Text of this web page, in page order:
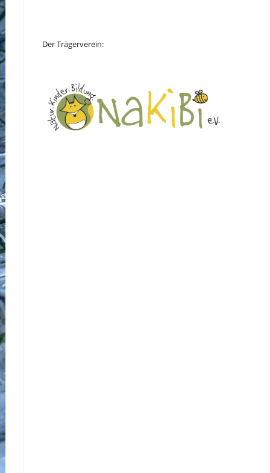
Der Trägerverein: